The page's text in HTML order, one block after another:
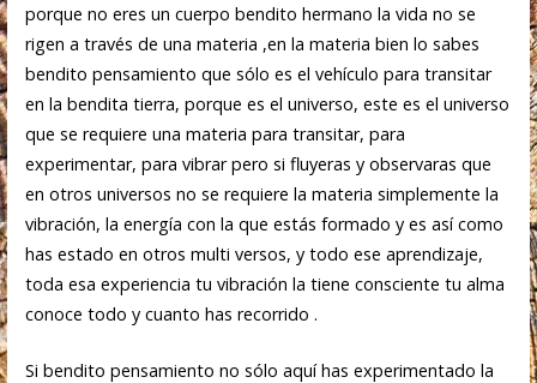
porque no eres un cuerpo bendito hermano la vida no se
rigen a través de una materia ,en la materia bien lo sabes
bendito pensamiento que sólo es el vehículo para transitar
en la bendita tierra, porque es el universo, este es el universo
que se requiere una materia para transitar, para
experimentar, para vibrar pero si fluyeras y observaras que
en otros universos no se requiere la materia simplemente la
vibración, la energía con la que estás formado y es así como
has estado en otros multi versos, y todo ese aprendizaje,
toda esa experiencia tu vibración la tiene consciente tu alma
conoce todo y cuanto has recorrido .
Si bendito pensamiento no sólo aquí has experimentado la